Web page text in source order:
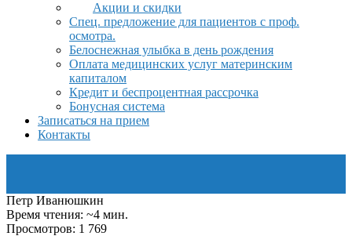
Акции и скидки
Спец. предложение для пациентов с проф.
осмотра.
Белоснежная улыбка в день рождения
Оплата медицинских услуг материнским
капиталом
Кредит и беспроцентная рассрочка
Бонусная система
Записаться на прием
Контакты
Петр Иванюшкин
Время чтения: ~4 мин.
Просмотров: 1 769